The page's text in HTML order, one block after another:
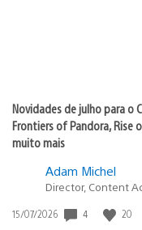
Novidades de julho para o
Frontiers of Pandora, Rise
muito mais
Adam Michel
Director, Content
Data
15/07/2026 4 20